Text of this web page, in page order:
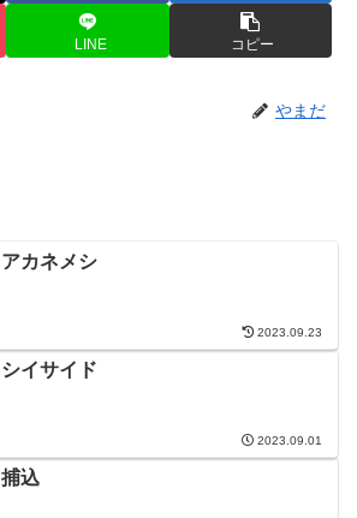
LINE コピー
やまだ
アカネメシ
2023.09.23
シイサイド
2023.09.01
捕込